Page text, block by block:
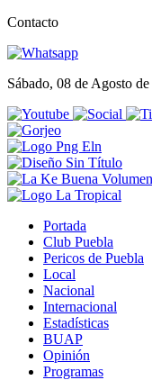
Contacto
Sábado, 08 de Agosto
Portada
Club Puebla
Pericos de Puebla
Local
Nacional
Internacional
Estadísticas
BUAP
Opinión
Programas